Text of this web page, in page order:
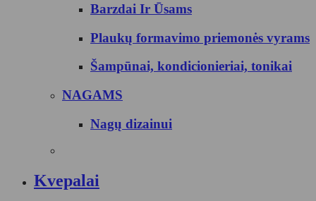
Barzdai Ir Ūsams
Plaukų formavimo priemonės vyrams
Šampūnai, kondicionieriai, tonikai
NAGAMS
Nagų dizainui
Kvepalai